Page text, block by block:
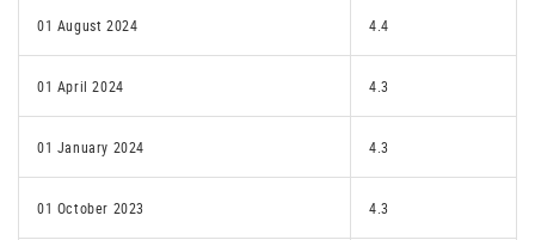
01 August 2024 4.4
01 April 2024 4.3
01 January 2024 4.3
01 October 2023 4.3